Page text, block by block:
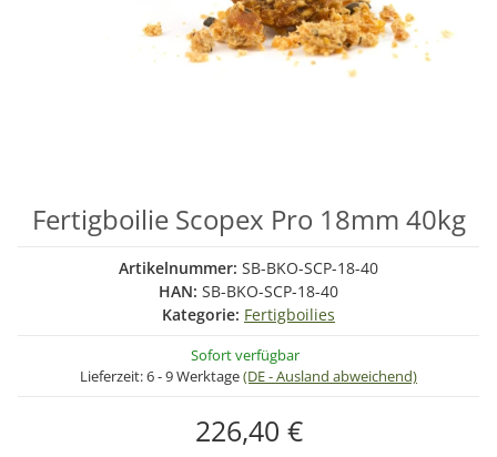
Fertigboilie Scopex Pro 18mm 40kg
Artikelnummer: SB-BKO-SCP-18-40
HAN: SB-BKO-SCP-18-40
Kategorie: Fertigboilies
Sofort verfügbar
Lieferzeit:6 - 9 Werktage(DE - Ausland abweichend)
226,40 €